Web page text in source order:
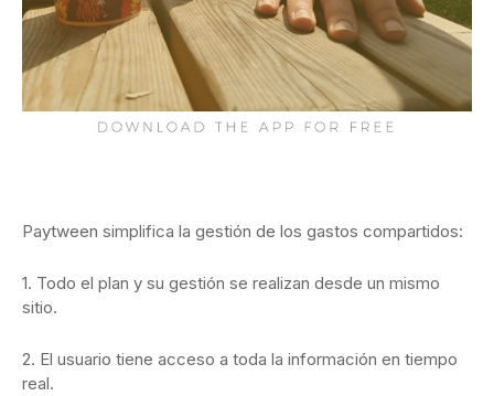
Paytween simplifica la gestión de los gastos compartidos:
1. Todo el plan y su gestión se realizan desde un mismo
sitio.
2. El usuario tiene acceso a toda la información en tiempo
real.